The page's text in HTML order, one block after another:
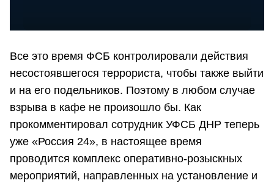
Все это время ФСБ контролировали действия
несостоявшегося террориста, чтобы также выйти
и на его подельников. Поэтому в любом случае
взрыва в кафе не произошло бы. Как
прокомментировал сотрудник УФСБ ДНР теперь
уже «Россия 24», в настоящее время
проводится комплекс оперативно-розыскных
мероприятий, направленных на установление и